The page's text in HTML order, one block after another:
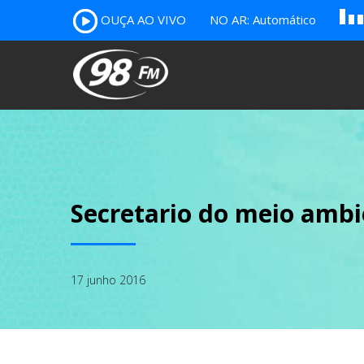
OUÇA AO VIVO NO AR: Automático B c
Secretario do meio
17 junho 2016